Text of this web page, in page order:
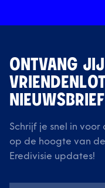
ONTVANG
Schrijf je snel in
op de hoogte van
Eredivisie updates!